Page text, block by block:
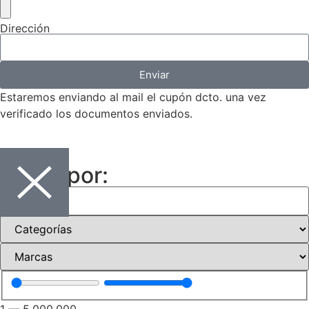
Dirección
Enviar
Estaremos enviando al mail el cupón dcto. una vez
verificado los documentos enviados.
Filtrar por: